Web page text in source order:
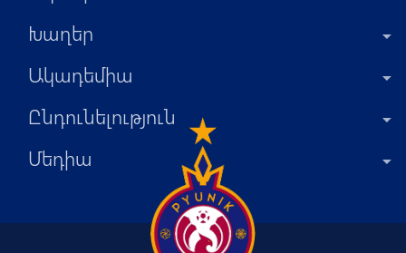
Խաղեր
Ակադեմիա
Ընդունելություն
Մեդիա